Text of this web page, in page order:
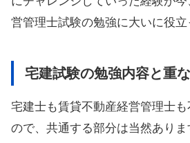
営管理士試験の勉強に大いに役立
宅建試験の勉強内容と重
宅建士も賃貸不動産経営管理士
ので、共通する部分は当然ありま